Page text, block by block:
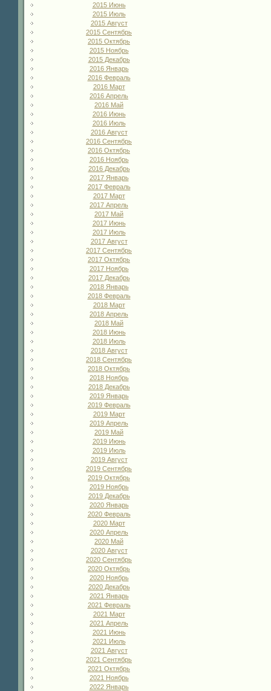
2015 Июнь
2015 Июль
2015 Август
2015 Сентябрь
2015 Октябрь
2015 Ноябрь
2015 Декабрь
2016 Январь
2016 Февраль
2016 Март
2016 Апрель
2016 Май
2016 Июнь
2016 Июль
2016 Август
2016 Сентябрь
2016 Октябрь
2016 Ноябрь
2016 Декабрь
2017 Январь
2017 Февраль
2017 Март
2017 Апрель
2017 Май
2017 Июнь
2017 Июль
2017 Август
2017 Сентябрь
2017 Октябрь
2017 Ноябрь
2017 Декабрь
2018 Январь
2018 Февраль
2018 Март
2018 Апрель
2018 Май
2018 Июнь
2018 Июль
2018 Август
2018 Сентябрь
2018 Октябрь
2018 Ноябрь
2018 Декабрь
2019 Январь
2019 Февраль
2019 Март
2019 Апрель
2019 Май
2019 Июнь
2019 Июль
2019 Август
2019 Сентябрь
2019 Октябрь
2019 Ноябрь
2019 Декабрь
2020 Январь
2020 Февраль
2020 Март
2020 Апрель
2020 Май
2020 Август
2020 Сентябрь
2020 Октябрь
2020 Ноябрь
2020 Декабрь
2021 Январь
2021 Февраль
2021 Март
2021 Апрель
2021 Июнь
2021 Июль
2021 Август
2021 Сентябрь
2021 Октябрь
2021 Ноябрь
2022 Январь